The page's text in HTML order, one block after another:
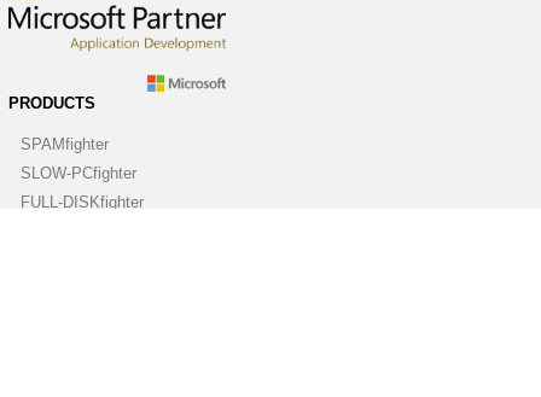
PRODUCTS
SPAMfighter
SLOW-PCfighter
FULL-DISKfighter